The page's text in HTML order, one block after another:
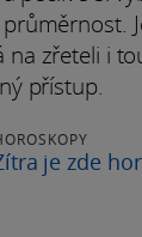
na zřeteli i
přístup.
je zde